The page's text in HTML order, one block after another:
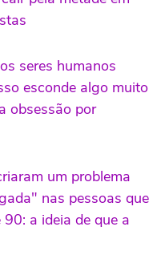
seres humanos
esconde algo muito
obsessão por
um problema
nas pessoas que
a ideia de que a